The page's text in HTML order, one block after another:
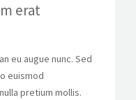
erat
eu augue nunc. Sed
euismod
pretium mollis.